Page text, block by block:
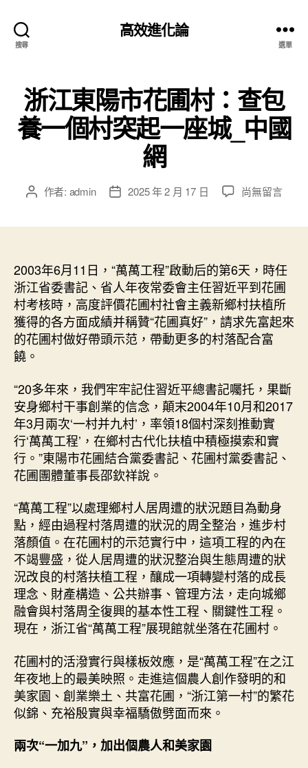
搜尋
高效進化論
選單
浙江東陽市花圃村：查包
養一個村突起一座城_中國
網
文 作者: admin
文
期
2025 年 2 月 17 日
在
市
花
圃
村：
查
包
個
村
突
起
一
座
中
國
網〉
中
尚無留言
2003年6月11日，“萬萬工程”啟動后的第6天，時任
浙江省委書記、省人年夜常委會主任習近平到花圃
村考核時，高度評價花圃村社會主義新鄉村扶植所
獲得的各方面成績并稱贊“花圃真好”，請求先富起來
的花圃村做好帶頭示范，帶動更多的村落配合富
饒。
“20多年來，我們牢牢記住習近平總書記囑托，果斷
安身鄉村干事創業的信念，顛末2004年10月和2017
年3月兩次‘一村并九村’，率領18個村深刻推動實
行‘萬萬工程’，在鄉村古代化扶植中積極摸索和實
行。”東陽市花圃結合黨委書記、花圃村黨委書記、
花圃團體董事長邵欽祥說。
“萬萬工程”以處理鄉村人居周遭的狀況題目為動身
點，經由過程村落周遭的狀況的周全整治，進步村
落顏值。在花圃村的示范實行中，這項工程的內在
不竭豐盛，從人居周遭的狀況整治與生態周遭的狀
況改良的村落扶植工程，釀成一項轉變村落的成長
理念、財產構造、公共辦事、管理方法，走向城鄉
融會與村落周全復興的基本性工程、關鍵性工程。
現在，浙江省“萬萬工程”展現館就坐落在花圃村。
花圃村的活潑實行與樣板效應，是“萬萬工程”在之江
年夜地上的最美映照。走進這個農人創作發明的和
美家園、創業樂土、共富花圃，“浙江第一村”的繁花
似錦、充裕殷實與幸福驕傲劈面而來。
兩次“一加九”，加出個農人和美家園